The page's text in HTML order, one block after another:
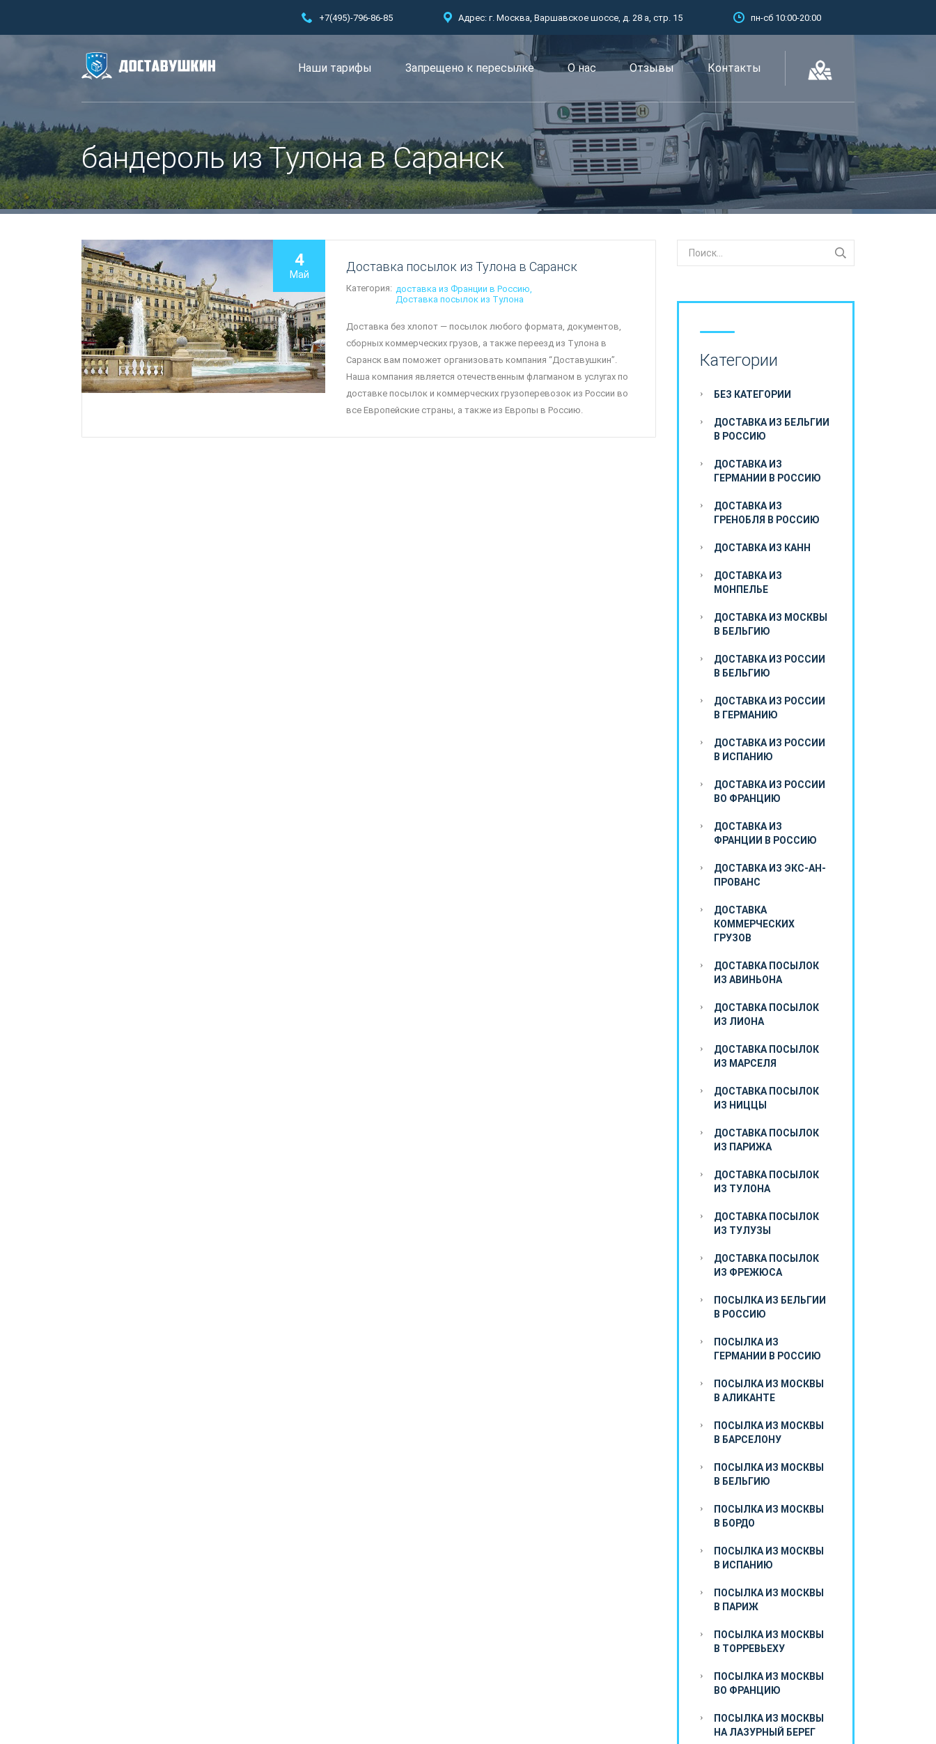
+7(495)-796-86-85 Адрес: г. Москва, Варшавское шоссе, д. 28 а, стр. 15 пн-сб 10:00-20:00
Наши тарифы Запрещено к пересылкe О нас Отзывы Контакты
бандероль из Тулона в Саранск
4
Май
Доставка посылок из Тулона в Саранск
Категория: доставка из Франции в Россию
Доставка посылок из Тулона
Доставка без хлопот — посылок любого формата, документов,
сборных коммерческих грузов, а также переезд из Тулона в
Саранск вам поможет организовать компания “Доставушкин”.
Наша компания является отечественным флагманом в услугах по
доставке посылок и коммерческих грузоперевозок из России во
все Европейские страны, а также из Европы в Россию.
Категории
БЕЗ КАТЕГОРИИ
ДОСТАВКА ИЗ БЕЛЬГИИ
В РОССИЮ
ДОСТАВКА ИЗ
ГЕРМАНИИ В РОССИЮ
ДОСТАВКА ИЗ
ГРЕНОБЛЯ В РОССИЮ
ДОСТАВКА ИЗ КАНН
ДОСТАВКА ИЗ
МОНПЕЛЬЕ
ДОСТАВКА ИЗ МОСКВЫ
В БЕЛЬГИЮ
ДОСТАВКА ИЗ РОССИИ
В БЕЛЬГИЮ
ДОСТАВКА ИЗ РОССИИ
В ГЕРМАНИЮ
ДОСТАВКА ИЗ РОССИИ
В ИСПАНИЮ
ДОСТАВКА ИЗ РОССИИ
ВО ФРАНЦИЮ
ДОСТАВКА ИЗ
ФРАНЦИИ В РОССИЮ
ДОСТАВКА ИЗ ЭКС-АН-
ПРОВАНС
ДОСТАВКА
КОММЕРЧЕСКИХ
ГРУЗОВ
ДОСТАВКА ПОСЫЛОК
ИЗ АВИНЬОНА
ДОСТАВКА ПОСЫЛОК
ИЗ ЛИОНА
ДОСТАВКА ПОСЫЛОК
ИЗ МАРСЕЛЯ
ДОСТАВКА ПОСЫЛОК
ИЗ НИЦЦЫ
ДОСТАВКА ПОСЫЛОК
ИЗ ПАРИЖА
ДОСТАВКА ПОСЫЛОК
ИЗ ТУЛОНА
ДОСТАВКА ПОСЫЛОК
ИЗ ТУЛУЗЫ
ДОСТАВКА ПОСЫЛОК
ИЗ ФРЕЖЮСА
ПОСЫЛКА ИЗ БЕЛЬГИИ
В РОССИЮ
ПОСЫЛКА ИЗ
ГЕРМАНИИ В РОССИЮ
ПОСЫЛКА ИЗ МОСКВЫ
В АЛИКАНТЕ
ПОСЫЛКА ИЗ МОСКВЫ
В БАРСЕЛОНУ
ПОСЫЛКА ИЗ МОСКВЫ
В БЕЛЬГИЮ
ПОСЫЛКА ИЗ МОСКВЫ
В БОРДО
ПОСЫЛКА ИЗ МОСКВЫ
В ИСПАНИЮ
ПОСЫЛКА ИЗ МОСКВЫ
В ПАРИЖ
ПОСЫЛКА ИЗ МОСКВЫ
В ТОРРЕВЬЕХУ
ПОСЫЛКА ИЗ МОСКВЫ
ВО ФРАНЦИЮ
ПОСЫЛКА ИЗ МОСКВЫ
НА ЛАЗУРНЫЙ БЕРЕГ